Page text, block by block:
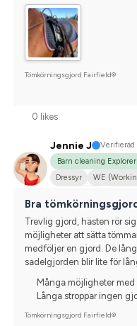
Tömkörningsgjord Fairfield®
0 likes
Jennie J
Verifierad
Barn cleaning Explorer
Dressyr
WE
Nej, jag tävlar inte
Bra
Trevlig gjord, hästen rör
möjligheter att sätta
medföljer en gjord. De
sadelgjorden blir lite för
Många möjligheter med
Långa stroppar ingen
Tömkörningsgjord Fairfield®